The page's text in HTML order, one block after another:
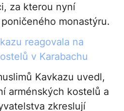
za kterou nyní
monastýru.
reagovala na
v Karabachu
Kavkazu uvedl,
arménských kostelů a
zkreslují